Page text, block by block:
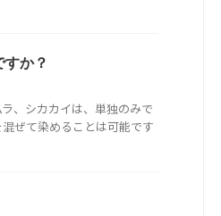
か？
、シカカイは、単独のみで
ぜて染めることは可能です